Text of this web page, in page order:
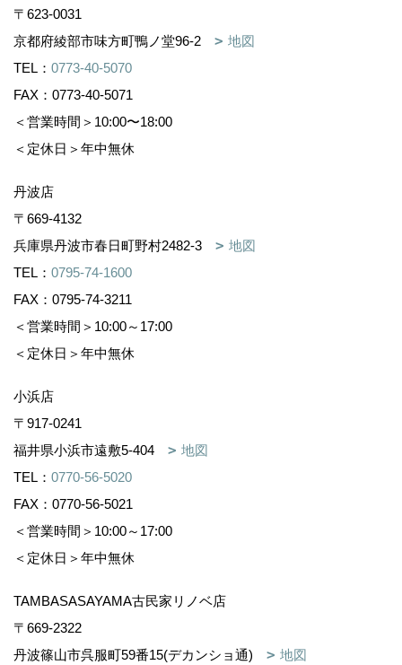
〒623-0031
京都府綾部市味方町鴨ノ堂96-2
地図
TEL： 0773-40-5070
FAX：0773-40-5071
＜営業時間＞10:00〜18:00
＜定休日＞年中無休
丹波店
〒669-4132
兵庫県丹波市春日町野村2482-3
地図
TEL： 0795-74-1600
FAX：0795-74-3211
＜営業時間＞10:00～17:00
＜定休日＞年中無休
小浜店
〒917-0241
福井県小浜市遠敷5-404
地図
TEL： 0770-56-5020
FAX：0770-56-5021
＜営業時間＞10:00～17:00
＜定休日＞年中無休
TAMBASASAYAMA古民家リノベ店
〒669-2322
丹波篠山市呉服町59番15(デカンショ通)
地図